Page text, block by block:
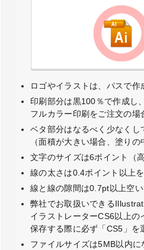
ロゴやイラストは、パスで作
印刷部分は黒100％で作成し
フルカラー印刷をご注文の場
ベタ部分はなるべく少なくし
（面積が大きい場合、塗り
文字のサイズは6ポイント（
線の太さは0.4ポイント以上
線と線の隙間は0.7pt以上空
弊社でお取扱いできる
イラストレーターCS6以上の
保存する際に必ず「CS5」を
ファイルサイズは5MB以内に